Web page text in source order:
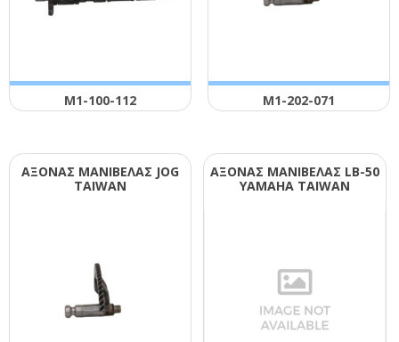
Μ1-100-112 Μ1-202-071
ΑΞΟΝΑΣ ΜΑΝΙΒΕΛΑΣ JΟG
ΤΑΙWΑΝ
ΑΞΟΝΑΣ ΜΑΝΙΒΕΛΑΣ LΒ-50
ΥΑΜΑΗΑ ΤΑΙWΑΝ